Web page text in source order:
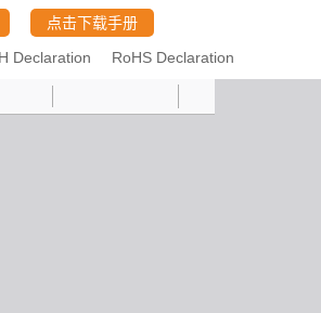
点击下载手册
Declaration RoHS Declaration